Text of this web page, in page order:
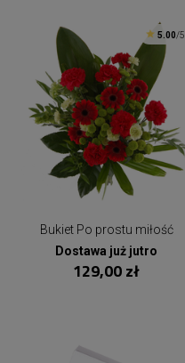
5.00/5
Bukiet Po prostu miłość
Dostawa już jutro
129,00 zł